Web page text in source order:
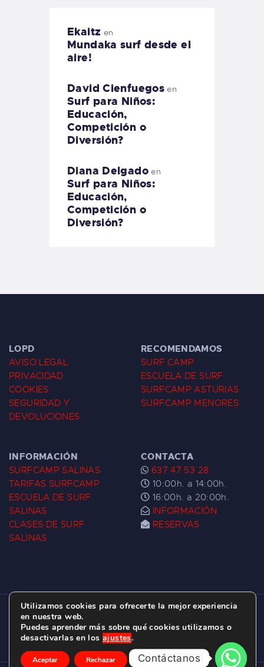
Ekaitz en
Mundaka surf desde el
aire!
David Cienfuegos en
Surf para Niños:
Educación,
Competición o
Diversión?
Diana Delgadoen
Surf para Niños:
Educación,
Competición o
Diversión?
LOPD
AVISO LEGAL
PRIVACIDAD
COOKIES
SEGURIDAD Y
DEVOLUCIONES
RECOMENDAMOS
SURF CAMP
ESCUELA DE SURF
SURFCAMP ASTURIAS
SURFCAMP MENORES
INFORMACIÓN
SURFCAMP SALINAS
TARIFAS SURFCAMP
ESCUELA DE SURF
SALINAS
CLASES DE SURF
SALINAS
CONTACTA
637 47 53 28
10:00h. a 14:00h.
16:00h. a 20:00h.
INFORMACIÓN
RESERVAS
ESCUELA DE SURF LAS DUNAS ©
2026.
C/ BERNARDO ÁLVAREZ GALAN 1, SALINAS
(ASTURIAS)
Utilizamos cookies para ofrecerte la mejor experiencia
en nuestra web.
Puedes aprender más sobre qué cookies utilizamos o
desactivarlas en los ajustes.
Aceptar Rechazar Ajustes
Contáctanos